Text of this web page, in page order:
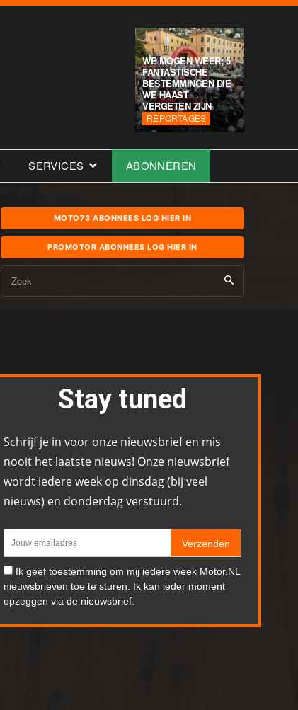
WE MOGEN WEER; 5
FANTASTISCHE
BESTEMMINGEN DIE
WE HAAST
VERGETEN ZIJN
REPORTAGES
SERVICES ABONNEREN
MOTO73 ABONNEES LOG HIER IN
PROMOTOR ABONNEES LOG HIER IN
Zoek
Stay tuned
Schrijf je in voor onze nieuwsbrief en mis
nooit het laatste nieuws! Onze nieuwsbrief
wordt iedere week op dinsdag (bij veel
nieuws) en donderdag verstuurd.
Verzenden
Ik geef toestemming om mij iedere week Motor.NL
nieuwsbrieven toe te sturen. Ik kan ieder moment
opzeggen via de nieuwsbrief.